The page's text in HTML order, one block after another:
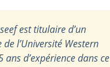
est titulaire d’un
l’Université Western
d’expérience dans ce